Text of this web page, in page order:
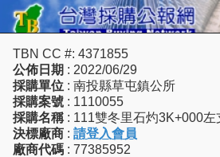
TBN CC #: 4371855
公佈日期 : 2022/06/29
採購單位 : 南投縣草屯鎮公所
採購案號 : 1110055
採購名稱 : 111雙冬里石灼3K+000
決標廠商 : 請登入會員
廠商代碼 : 77385952